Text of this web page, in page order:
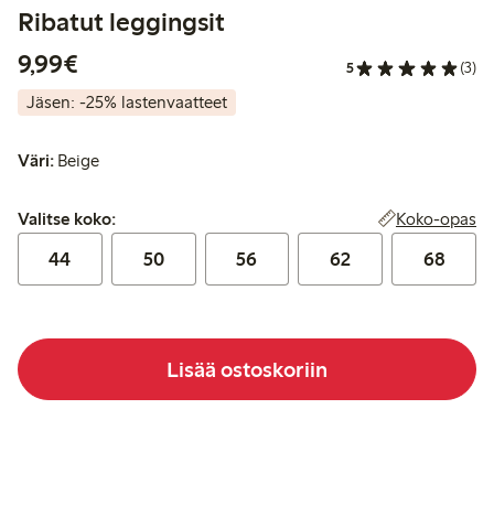
Ribatut leggingsit
9,99€
5 (3)
Jäsen: -25% lastenvaatteet
Väri: Beige
Valitse koko:
Valitse koko: Koko-opas
44 50 56 62 68
Lisää ostoskoriin